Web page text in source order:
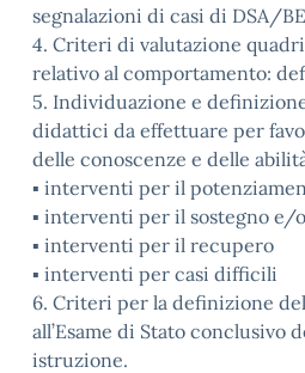
segnalazioni di casi di DSA/
4. Criteri di valutazione
relativo al comportamento:
5. Individuazione e
didattici da effettuare per
delle conoscenze e delle
▪ interventi per il
▪ interventi per il sostegno e/
▪ interventi per il recupero
▪ interventi per casi difficili
6. Criteri per la definizione
all’Esame di Stato conclusivo
istruzione.